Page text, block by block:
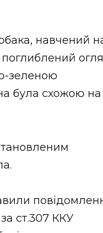
навчений
зеленою
була схожою на
ст.307 ККУ